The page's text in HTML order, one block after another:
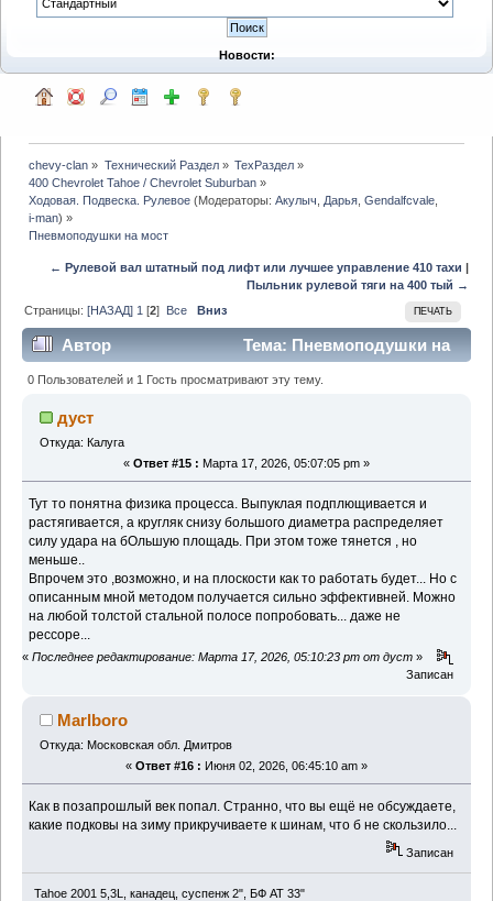
Новости:
chevy-clan » Технический Раздел» ТехРаздел»
400 Chevrolet Tahoe / Chevrolet Suburban »
Ходовая. Подвеска. Рулевое (Модераторы:Акулыч Дарья ,Gendalfcvale
i-man) »
Пневмоподушки на мост
← Рулевой вал штатный под лифт или лучшее управление 410 тахи |
Пыльник рулевой тяги на 400 тый →
ПЕЧАТЬ
Страницы:[НАЗАД] 1 [2] Все Вниз
Автор
Тема: Пневмоподушки на
мост (Прочитано 1698 раз)
0 Пользователей и 1 Гость просматривают эту тему.
дуст
Откуда: Калуга
« Ответ #15 : Марта 17, 2026, 05:07:05 pm »
Тут то понятна физика процесса. Выпуклая подплющивается и
растягивается, а кругляк снизу большого диаметра распределяет
силу удара на бОльшую площадь. При этом тоже тянется , но
меньше..
Впрочем это ,возможно, и на плоскости как то работать будет... Но с
описанным мной методом получается сильно эффективней. Можно
на любой толстой стальной полосе попробовать... даже не
рессоре...
« Последнее редактирование: Марта 17, 2026, 05:10:23 pm от дуст »
Записан
Marlboro
Откуда: Московская обл. Дмитров
« Ответ #16 : Июня 02, 2026, 06:45:10 am »
Как в позапрошлый век попал. Странно, что вы ещё не обсуждаете,
какие подковы на зиму прикручиваете к шинам, что б не скользило...
Записан
Tahoe 2001 5,3L, канадец, суспенж 2", БФ АТ 33"